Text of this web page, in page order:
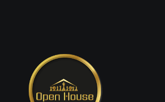
Um dos grandes diferenciais
Na frente: